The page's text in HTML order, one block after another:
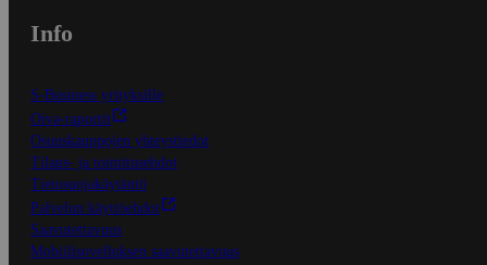
Info
S-Business yrityksille
Oiva-raportit
Osuuskauppojen yhteystiedot
Tilaus- ja toimitusehdot
Tietosuojakäytäntö
Palvelun käyttöehdot
Saavutettavuus
Mobiilisovelluksen saavutettavuus